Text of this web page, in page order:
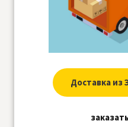
Доставка из